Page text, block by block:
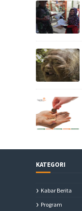
KATEGORI
Kabar Berita
Program